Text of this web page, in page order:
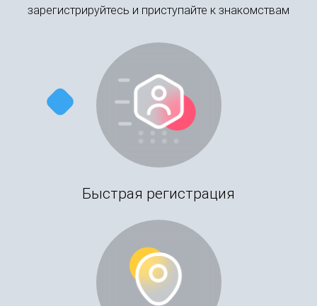
зарегистрируйтесь и приступайте к знакомствам
Быстрая регистрация